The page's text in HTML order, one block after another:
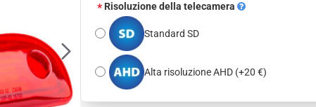
Risoluzione della telecamera
Standard SD
Alta risoluzione AHD (+20 €)